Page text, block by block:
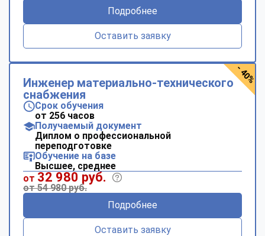
Подробнее
Оставить заявку
Инженер материально-технического
снабжения
Срок обучения
от 256 часов
Получаемый документ
Диплом о профессиональной
переподготовке
Обучение на базе
Высшее, среднее
от 32 980 руб.
от 54 980 руб.
Подробнее
Оставить заявку
- 40%